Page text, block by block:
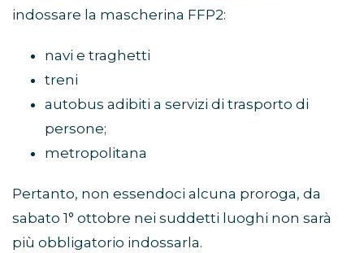
indossare la mascherina FFP2:
navi e traghetti
treni
autobus adibiti a servizi di trasporto di
persone;
metropolitana
Pertanto, non essendoci alcuna proroga, da
sabato 1° ottobre nei suddetti luoghi non sarà
più obbligatorio indossarla.